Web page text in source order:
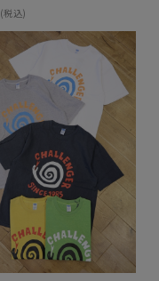
(税込)